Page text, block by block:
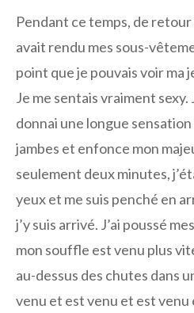
Pendant ce temps, de retour
avait rendu mes sous-
point que je pouvais voir ma
Je me sentais vraiment
donnai une longue
jambes et enfonce mon
seulement deux minutes,
yeux et me suis penché en
j’y suis arrivé. J’ai poussé
mon souffle est venu plus
au-dessus des chutes dans
venu et est venu et est